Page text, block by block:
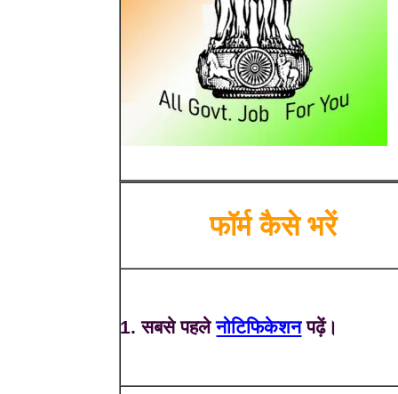
फॉर्म कैसे भरें
1. सबसे पहलेनोटिफिकेशनपढ़ें।